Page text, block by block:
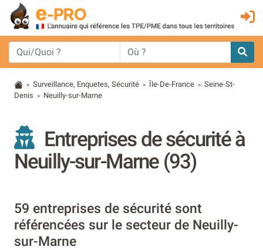
> Surveillance, Enquetes, Sécurité > Île-De-France > Seine-St-
Denis > Neuilly-sur-Marne
Entreprises de sécurité à
Neuilly-sur-Marne (93)
59 entreprises de sécurité sont
référencées sur le secteur de Neuilly-
sur-Marne